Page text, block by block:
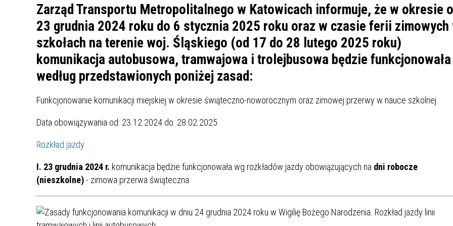
KARTA DUŻEJ RODZINY OFERTY PRACY
PROGRAM WSPARCIA
3+ GÓRĄ!"
AKTYWIZACJA SPOŁECZNO–
ZAWODOWA OSÓB
NIEPEŁNOSPRAWNYCH
PLAN OGÓLNY BĘDZIŃSKA KARTA SENIORA
PODATKI LOKALNE –
STAWKI I FORMULARZE
KAMPANIA EDUKACYJNO-
PROJEKTU ZAGŁĘBIOWSKI PARK
REJESTR DANYCH
INFORMACJE KRUS URZĄD SKARBOWY
INFORMACJE DOTYCZĄCE
TRANSPLANTACJI
UCZNIÓW
DLA WYRÓŻNIAJĄCYCH SIĘ
UCZNIÓW
AWANS ZAWODOWY NAUCZYCIELI
ZAKŁADANIE PLACÓWEK
NIEPUBLICZNYCH
DOFINANSOWANIE
KSZTAŁCENIA
MŁODOCIANYCH
STYPENDIUM MIASTA BĘDZINA
PAŃSTWOWA SZKOŁA MUZYCZNA
I ST. IM. FRYDERYKA CHOPINA
BUDŻETU PAŃSTWA
DOTACJE DLA NIEPUBLICZNYCH
BĘDZINIE
MIĘDZYZAKŁADOWA KASA
WODNEJ W KATOWICACH
POMOC ZDROWOTNA DLA
NAUCZYCIELI
„PRZYJAZNA SZKOŁA” RZĄDOWY
PROGRAM WYRÓWNYWANIA
SZANS EDUKACYJNYCH DZIECI I
KONKURSY NA
DYREKTORA
Zarząd Transportu Metropolitalnego w Katowicach informuje, że w okresie
23 grudnia 2024 roku do 6 stycznia 2025 roku oraz w czasie ferii zimowych
szkołach na terenie woj. Śląskiego (od 17 do 28 lutego 2025 roku)
komunikacja autobusowa, tramwajowa i trolejbusowa będzie funkcjonowała
według przedstawionych poniżej zasad:
Funkcjonowanie komunikacji miejskiej w okresie świąteczno-noworocznym oraz zimowej przerwy w nauce szkolnej
Data obowiązywania od: 23.12.2024 do: 28.02.2025
Rozkład jazdy
I. 23 grudnia 2024 r. komunikacja będzie funkcjonowała wg rozkładów jazdy obowiązujących na dni robocze
(nieszkolne)- zimowa przerwa świąteczna.